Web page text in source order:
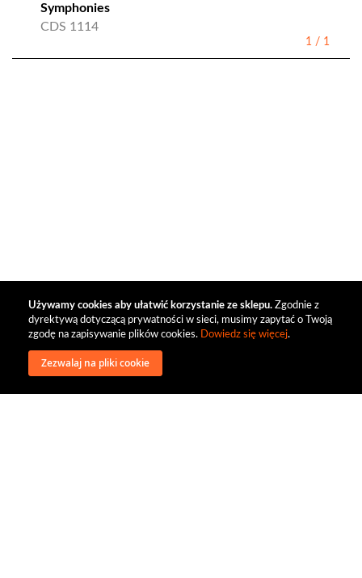
Używamy cookies aby ułatwić korzystanie ze sklepu. Zgodnie z
dyrektywą dotyczącą prywatności w sieci, musimy zapytać o Twoją
zgodę na zapisywanie plików cookies. Dowiedz się więcej.
Zezwalaj na pliki cookie
Symphonies
CDS 1114
1 / 1